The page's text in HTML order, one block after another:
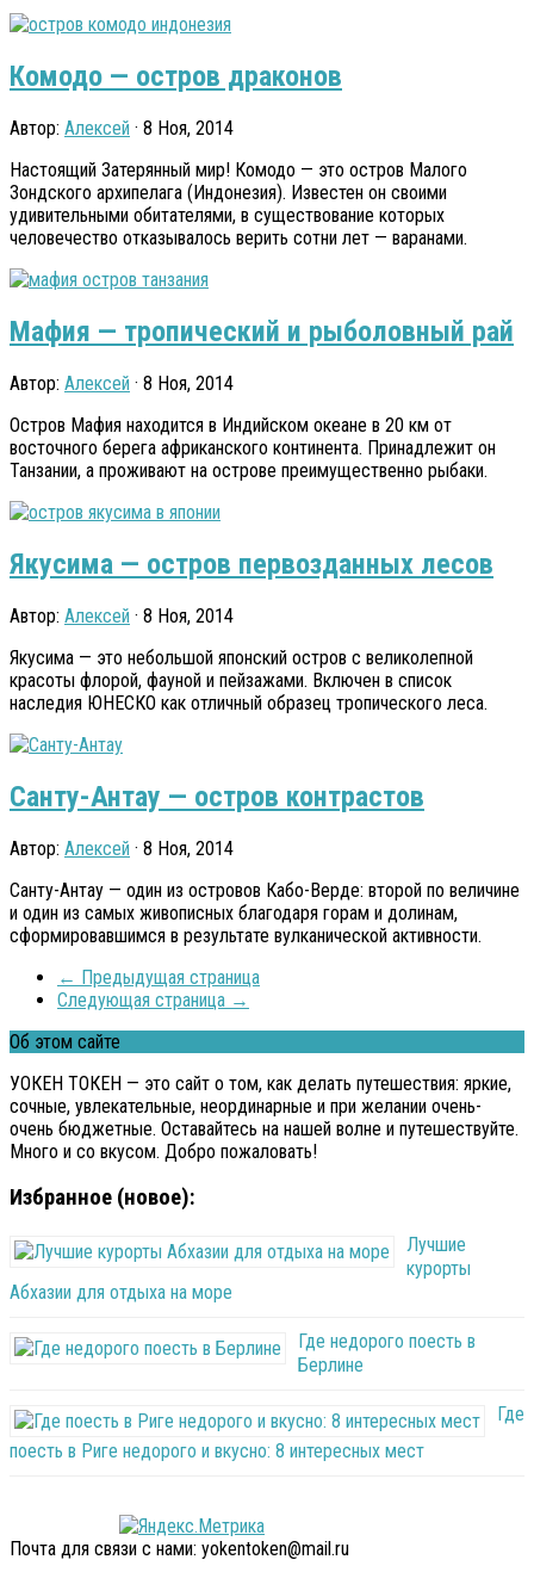
Комодо — остров драконов
Автор: Алексей · 8 Ноя, 2014
Настоящий Затерянный мир! Комодо — это остров Малого
Зондского архипелага (Индонезия). Известен он своими
удивительными обитателями, в существование которых
человечество отказывалось верить сотни лет — варанами.
Мафия — тропический и рыболовный рай
Автор: Алексей · 8 Ноя, 2014
Остров Мафия находится в Индийском океане в 20 км от
восточного берега африканского континента. Принадлежит он
Танзании, а проживают на острове преимущественно рыбаки.
Якусима — остров первозданных лесов
Автор: Алексей · 8 Ноя, 2014
Якусима — это небольшой японский остров с великолепной
красоты флорой, фауной и пейзажами. Включен в список
наследия ЮНЕСКО как отличный образец тропического леса.
Санту-Антау — остров контрастов
Автор: Алексей · 8 Ноя, 2014
Санту-Антау — один из островов Кабо-Верде: второй по величине
и один из самых живописных благодаря горам и долинам,
сформировавшимся в результате вулканической активности.
← Предыдущая страница
Следующая страница →
Об этом сайте
УОКЕН ТОКЕН — это сайт о том, как делать путешествия: яркие,
сочные, увлекательные, неординарные и при желании очень-
очень бюджетные. Оставайтесь на нашей волне и путешествуйте.
Много и со вкусом. Добро пожаловать!
Избранное (новое):
Лучшие
курорты
Абхазии для отдыха на море
Где недорого поесть в
Берлине
Где
поесть в Риге недорого и вкусно: 8 интересных мест
Почта для связи с нами: yokentoken@mail.ru